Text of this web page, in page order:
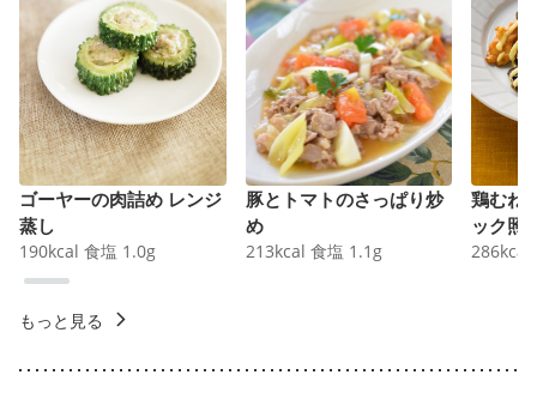
ゴーヤーの肉詰め レンジ
蒸し
190kcal 食塩 1.0g
豚とトマトのさっぱり炒
め
213kcal 食塩 1.1 g
鶏むね
ック照
286kcal
もっと見る